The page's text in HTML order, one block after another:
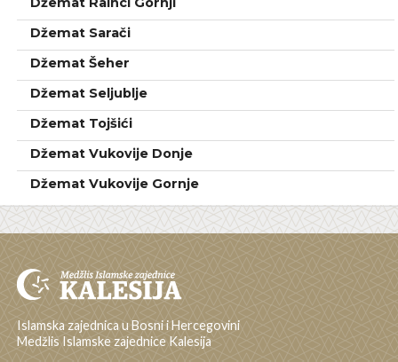
Džemat Sarači
Džemat Šeher
Džemat Seljublje
Džemat Tojšići
Džemat Vukovije Donje
Džemat Vukovije Gornje
Islamska zajednica u Bosni i Hercegovini
Medžlis Islamske zajednice Kalesija